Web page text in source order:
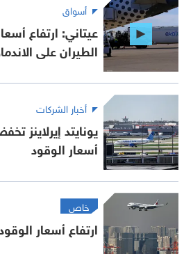
أسواق
عيتاني: ارتفاع
الطيران على
أخبار الشركات
يونايتد إيرلاينز
أسعار الوقود
خاص
ارتفاع أسعار